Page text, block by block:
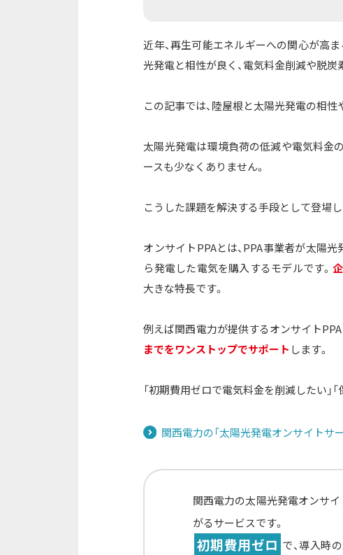
近年、再生可能エネルギーへの関心が高ま
光発電と相性が良く、電気料金削減や脱炭
この記事では、陸屋根と太陽光発電の相性
太陽光発電は環境負荷の低減や電気料金
ースも少なくありません。
こうした課題を解決する手段として登場し
オンサイトPPAとは、PPA事業者が太陽
ら発電した電気を購入するモデルです。
大きな特長です。
例えば関西電力が提供するオンサイトPPA
までをワンストップでサポート します。
「初期費用ゼロで電気料金を削減したい」
関西電力の「太陽光発電オンサイトサ
関西電力の太陽光発電オンサイ
がるサービスです。
初期費用ゼロ で、導入時